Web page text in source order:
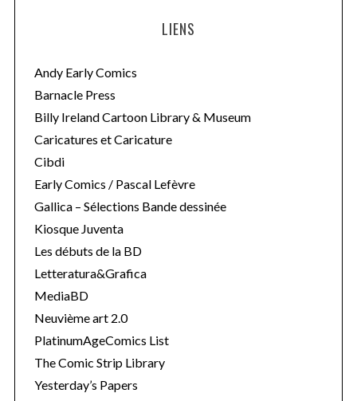
LIENS
Andy Early Comics
Barnacle Press
Billy Ireland Cartoon Library & Museum
Caricatures et Caricature
Cibdi
Early Comics / Pascal Lefèvre
Gallica – Sélections Bande dessinée
Kiosque Juventa
Les débuts de la BD
Letteratura&Grafica
MediaBD
Neuvième art 2.0
PlatinumAgeComics List
The Comic Strip Library
Yesterday’s Papers